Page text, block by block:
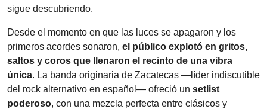
sigue descubriendo.
Desde el momento en que las luces se apagaron y los
primeros acordes sonaron, el público explotó en gritos,
saltos y coros que llenaron el recinto de una vibra
única. La banda originaria de Zacatecas —líder indiscutible
del rock alternativo en español— ofreció un setlist
poderoso, con una mezcla perfecta entre clásicos y